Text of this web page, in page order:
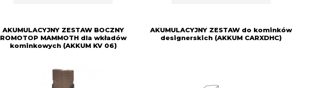
AKUMULACYJNY ZESTAW BOCZNY
ROMOTOP MAMMOTH dla wkładów
kominkowych (AKKUM KV 06)
AKUMULACYJNY ZESTAW do kominków
designerskich (AKKUM CARXDHC)